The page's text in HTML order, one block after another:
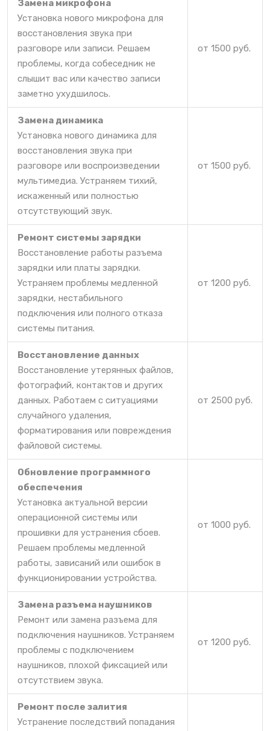
Замена микрофона
Установка нового микрофона для
восстановления звука при
разговоре или записи. Решаем
проблемы, когда собеседник не
слышит вас или качество записи
заметно ухудшилось.
от 1500 руб.
Замена динамика
Установка нового динамика для
восстановления звука при
разговоре или воспроизведении
мультимедиа. Устраняем тихий,
искаженный или полностью
отсутствующий звук.
от 1500 руб.
Ремонт системы зарядки
Восстановление работы разъема
зарядки или платы зарядки.
Устраняем проблемы медленной
зарядки, нестабильного
подключения или полного отказа
системы питания.
от 1200 руб.
Восстановление данных
Восстановление утерянных файлов,
фотографий, контактов и других
данных. Работаем с ситуациями
случайного удаления,
форматирования или повреждения
файловой системы.
от 2500 руб.
Обновление программного
обеспечения
Установка актуальной версии
операционной системы или
прошивки для устранения сбоев.
Решаем проблемы медленной
работы, зависаний или ошибок в
функционировании устройства.
от 1000 руб.
Замена разъема наушников
Ремонт или замена разъема для
подключения наушников. Устраняем
проблемы с подключением
наушников, плохой фиксацией или
отсутствием звука.
от 1200 руб.
Ремонт после залития
Устранение последствий попадания